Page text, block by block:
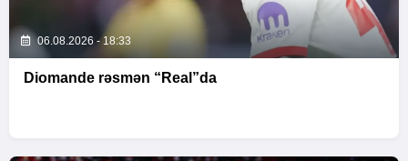
06.08.2026 - 18:33
Diomande rəsmən “Real”da